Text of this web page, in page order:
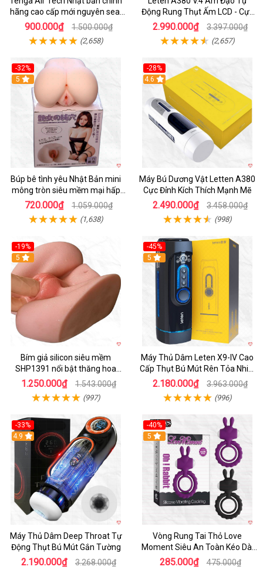
hãng cao cấp mới nguyên seal
giá tốt
900.000₫ 1.500.000₫
(2,658)
Động Rung Thụt Ấm LCD - Cực
Phê
2.990.000₫ 3.397.000₫
(2,657)
-32%
Hot
5
Búp bê tình yêu Nhật Bản mini
mông tròn siêu mềm mại hấp
dẫn
720.000₫ 1.059.000₫
(1,638)
-28%
Hot
4.6
Máy Bú Dương Vật Letten A380
Cực Đỉnh Kích Thích Mạnh Mẽ
2.490.000₫ 3.458.000₫
(998)
-19%
Hot
5
Bím giả silicon siêu mềm
SHP1391 nổi bật thăng hoa
hoàn hảo
1.250.000₫ 1.543.000₫
(997)
-45%
Hot
5
Máy Thủ Dâm Leten X9-IV Cao
Cấp Thụt Bú Mút Rên Tỏa Nhiệt
Sạc Pin
2.180.000₫ 3.963.000₫
(996)
-33%
Hot
4.9
Máy Thủ Dâm Deep Throat Tự
Động Thụt Bú Mút Gắn Tường
2.190.000₫ 3.268.000₫
-40%
5
Vòng Rung Tai Thỏ Love
Moment Siêu An Toàn Kéo Dài
Thời Gian
285.000₫ 475.000₫